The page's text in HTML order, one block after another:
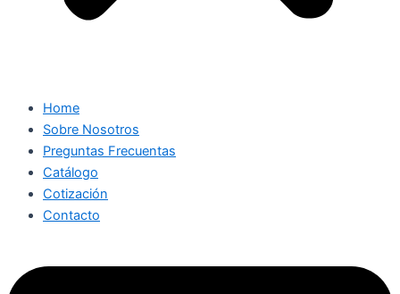
Home
Sobre Nosotros
Preguntas Frecuentas
Catálogo
Cotización
Contacto